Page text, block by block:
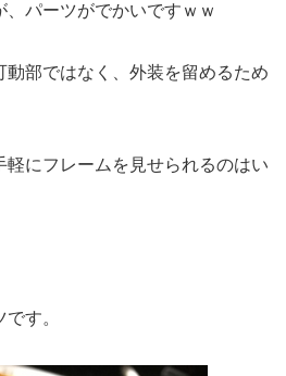
パーツがでかいですｗｗ
動部ではなく、外装を留めるため
にフレームを見せられるのはい
す。